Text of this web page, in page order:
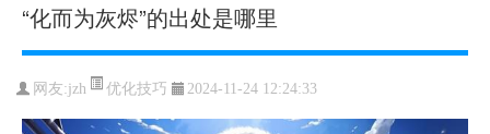
“化而为灰烬”的出处是哪里
网友:jzh 优化技巧 2024-11-24 12:24:33